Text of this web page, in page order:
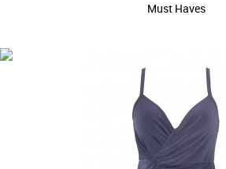
Must Haves